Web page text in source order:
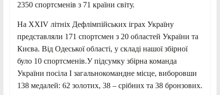
2350 спортсменів з 71 країни світу.
На XXIV літніх Дефлімпійських іграх Україну
представляли 171 спортсмен з 20 областей України та
Києва. Від Одеської області, у складі нашої збірної
було 10 спортсменів.У підсумку збірна команда
України посіла І загальнокомандне місце, виборовши
138 медалей: 62 золотих, 38 – срібних та 38 бронзових.